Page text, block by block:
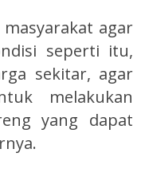
agar
seperti itu,
sekitar, agar
melakukan
yang dapat